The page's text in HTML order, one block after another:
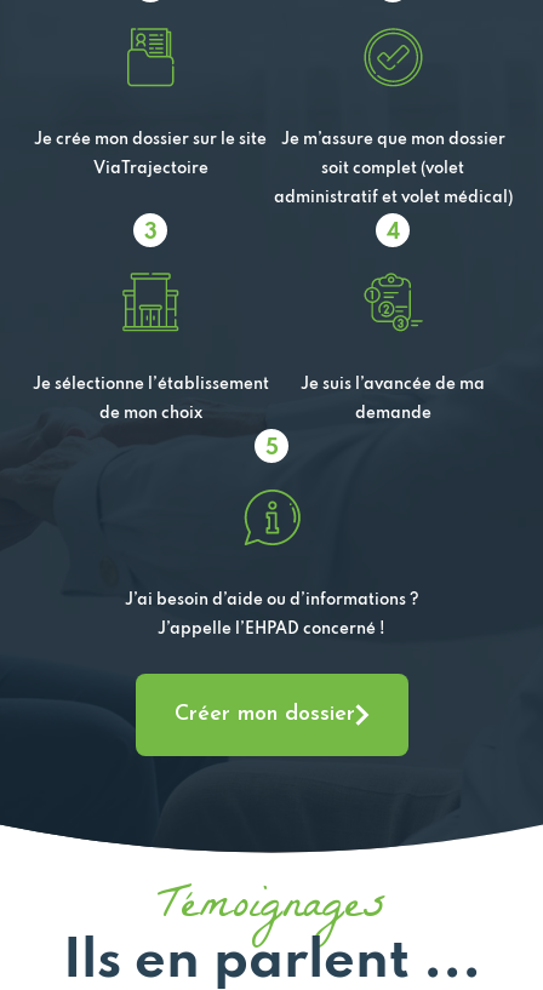
Je crée mon dossier sur le site
ViaTrajectoire
Je m’assure que mon dossier
soit complet (volet
administratif et volet médical)
3
Je sélectionne l’établissement
de mon choix
4
Je suis l’avancée de ma
demande
5
J’ai besoin d’aide ou d’informations ?
J’appelle l’EHPAD concerné !
Créer mon dossier
Témoignages
Ils en parlent ...